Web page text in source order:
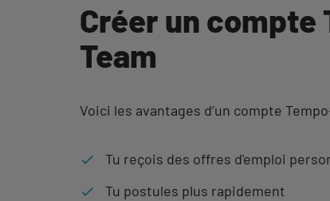
Créer un compte
Team
Voici les avantages d’un compte
Tu reçois des offres d'emploi
Tu postules plus rapidement